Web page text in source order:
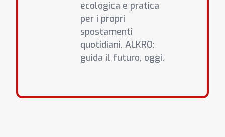
ecologica e pratica
per i propri
spostamenti
quotidiani. ALKRO:
guida il futuro, oggi.